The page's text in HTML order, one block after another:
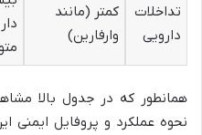
تداخلات
دارویی
کمتر (مانند
وارفارین)
همانطور که در جدول بالا
نحوه عملکرد و پروفایل ایمنی